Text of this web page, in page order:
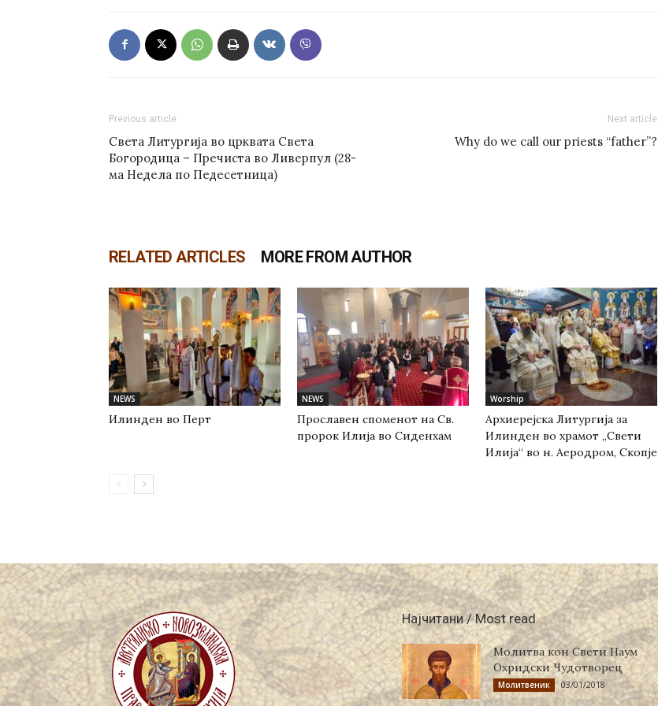
Previous article
Света Литургија во црквата Света
Богородица – Пречиста во Ливерпул (28-
ма Недела по Педесетница)
Next article
Why do we call our priests “father”?
RELATED ARTICLES MORE FROM AUTHOR
NEWS
Илинден во Перт
NEWS
Прославен споменот на Св.
пророк Илија во Сиденхам
Worship
Архиерејска Литургија за
Илинден во храмот „Свети
Илија“ во н. Аеродром, Скопје
Најчитани / Most read
Молитва кон Свети Наум
Охридски Чудотворец
Молитвеник 03/01/2018